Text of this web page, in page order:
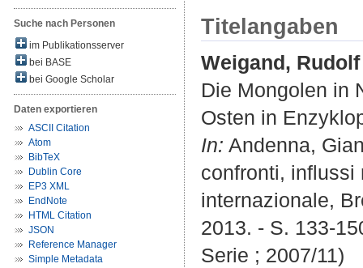
Suche nach Personen
im Publikationsserver
bei BASE
bei Google Scholar
Daten exportieren
ASCII Citation
Atom
BibTeX
Dublin Core
EP3 XML
EndNote
HTML Citation
JSON
Reference Manager
Simple Metadata
Titelangaben
Weigand,
Die Mongolen in
Osten in
In: Andenna,
confronti, influssi
internazionale,
2013. - S. 133-
Serie ; 2007/11)